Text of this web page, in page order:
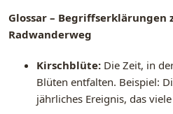
Glossar – Begriffserklärungen
Radwanderweg
Kirschblüte: Die Zeit, in
Blüten entfalten. Beispiel:
jährliches Ereignis, das